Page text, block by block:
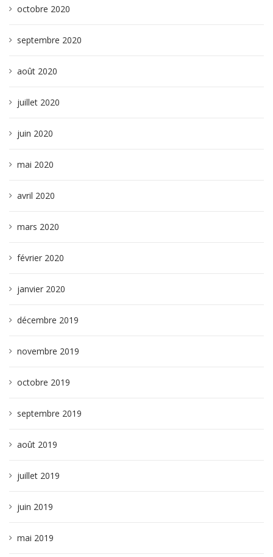
octobre 2020
septembre 2020
août 2020
juillet 2020
juin 2020
mai 2020
avril 2020
mars 2020
février 2020
janvier 2020
décembre 2019
novembre 2019
octobre 2019
septembre 2019
août 2019
juillet 2019
juin 2019
mai 2019